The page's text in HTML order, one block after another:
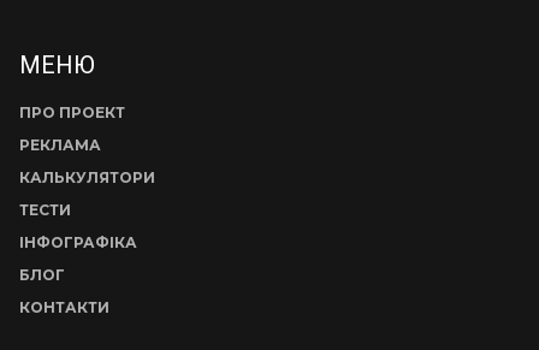
МЕНЮ
ПРО ПРОЕКТ
РЕКЛАМА
КАЛЬКУЛЯТОРИ
ТЕСТИ
ІНФОГРАФІКА
БЛОГ
КОНТАКТИ